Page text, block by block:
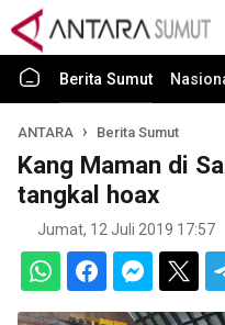
Berita Sumut
ANTARA Berita Sumut
Kang Maman di
tangkal hoax
Jumat, 12 Juli 2019 17:57